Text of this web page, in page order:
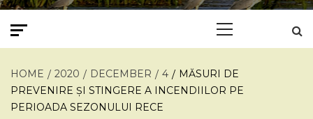
HOME 2020 DECEMBER 4
MĂSURI DE
PREVENIRE ȘI STINGERE A INCENDIILOR PE
PERIOADA SEZONULUI RECE